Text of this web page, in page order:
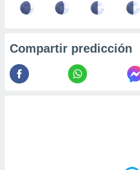
Compartir predicción